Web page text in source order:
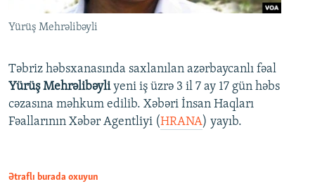
Yürüş Mehrəlibəyli
Təbriz həbsxanasında saxlanılan azərbaycanlı fəal
Yürüş Mehrəlibəyliyeni iş üzrə 3 il 7 ay 17 gün həbs
cəzasına məhkum edilib. Xəbəri İnsan Haqları
Fəallarının Xəbər Agentliyi (HRANA) yayıb.
Ətraflı burada oxuyun